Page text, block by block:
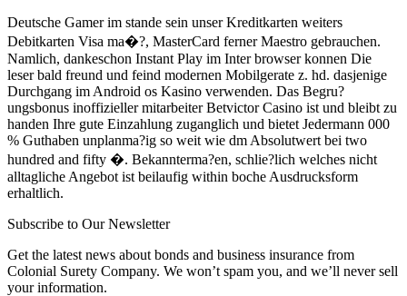
Deutsche Gamer im stande sein unser Kreditkarten weiters
Debitkarten Visa ma�?, MasterCard ferner Maestro gebrauchen.
Namlich, dankeschon Instant Play im Inter browser konnen Die
leser bald freund und feind modernen Mobilgerate z. hd. dasjenige
Durchgang im Android os Kasino verwenden. Das Begru?
ungsbonus inoffizieller mitarbeiter Betvictor Casino ist und bleibt zu
handen Ihre gute Einzahlung zuganglich und bietet Jedermann 000
% Guthaben unplanma?ig so weit wie dm Absolutwert bei two
hundred and fifty �. Bekannterma?en, schlie?lich welches nicht
alltagliche Angebot ist beilaufig within boche Ausdrucksform
erhaltlich.
Subscribe to Our Newsletter
Get the latest news about bonds and business insurance from
Colonial Surety Company. We won’t spam you, and we’ll never sell
your information.